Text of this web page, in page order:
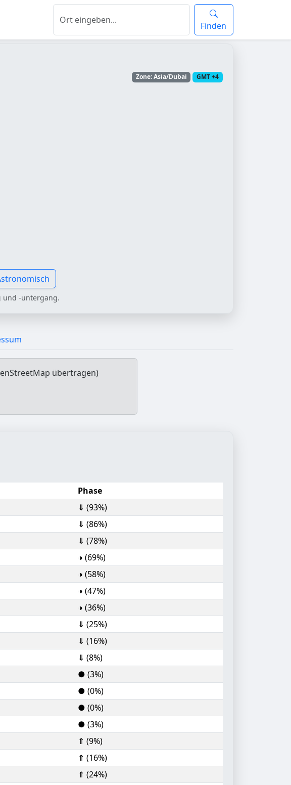
Finden
Zone: Asia/Dubai GMT +4
und -untergang.
übertragen)
Phase
⇓ (93%)
⇓ (86%)
⇓ (78%)
◑ (69%)
◑ (58%)
◑ (47%)
◑ (36%)
⇓ (25%)
⇓ (16%)
⇓ (8%)
● (3%)
● (0%)
● (0%)
● (3%)
⇑ (9%)
⇑ (16%)
⇑ (24%)